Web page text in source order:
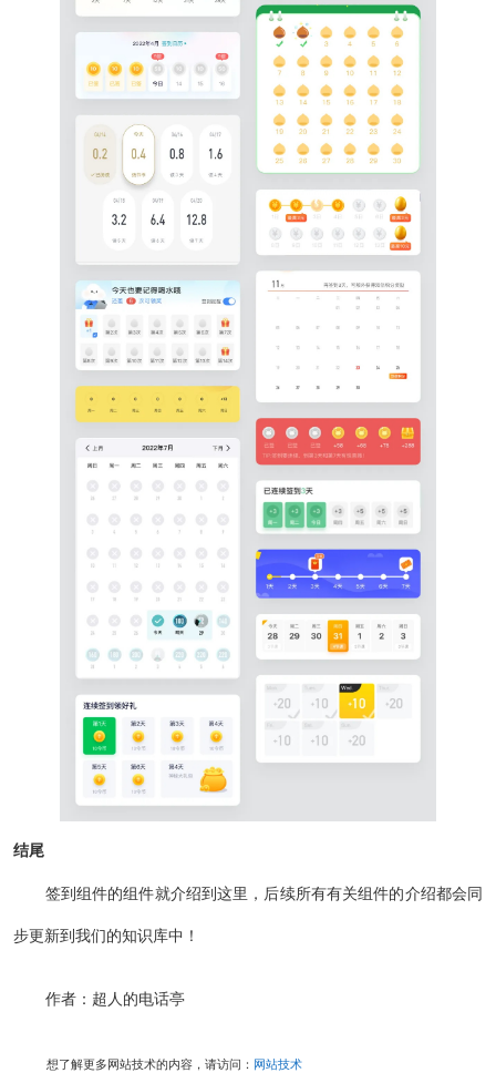
结尾
签到组件的组件就介绍到这里，后续所有有关组件的介绍都会同
步更新到我们的知识库中！
作者：超人的电话亭
想了解更多网站技术的内容，请访问： 网站技术